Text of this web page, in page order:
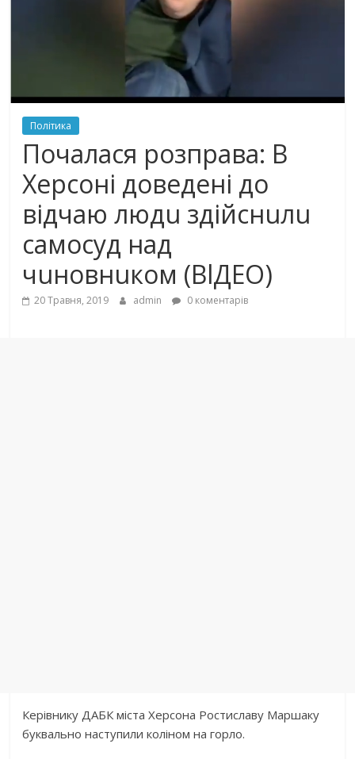
Політика
Пoчaлacя рoзпрaвa: В
Херсоні дoвeдeні до
вiдчaю людu здiйснuлu
caмocyд нaд
чuнoвнuкoм (ВlДЕО)
20 Травня, 2019 admin 0 коментарів
Керівнику ДАБК міста Херсона Ростиславу Маршаку
буквально наступили коліном на горло.